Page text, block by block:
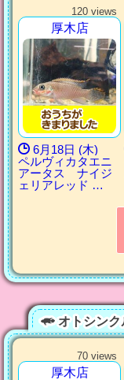
120 views
厚木店
6月18日 (木)
ペルヴィカタエニ
アータス ナイジ
ェリアレッド …
オトシンク
70 views
厚木店